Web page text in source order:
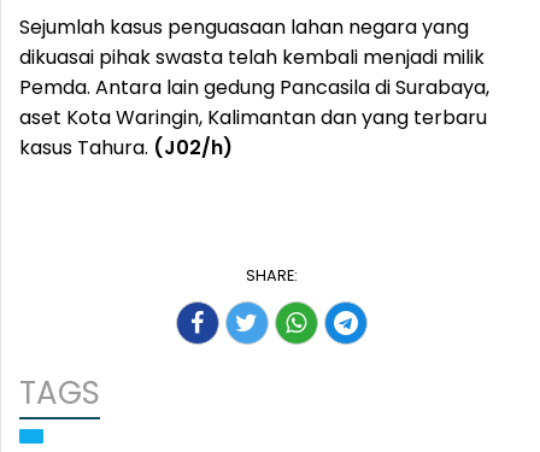
Sejumlah kasus penguasaan lahan negara yang
dikuasai pihak swasta telah kembali menjadi milik
Pemda. Antara lain gedung Pancasila di Surabaya,
aset Kota Waringin, Kalimantan dan yang terbaru
kasus Tahura. (J02/h)
SHARE:
TAGS